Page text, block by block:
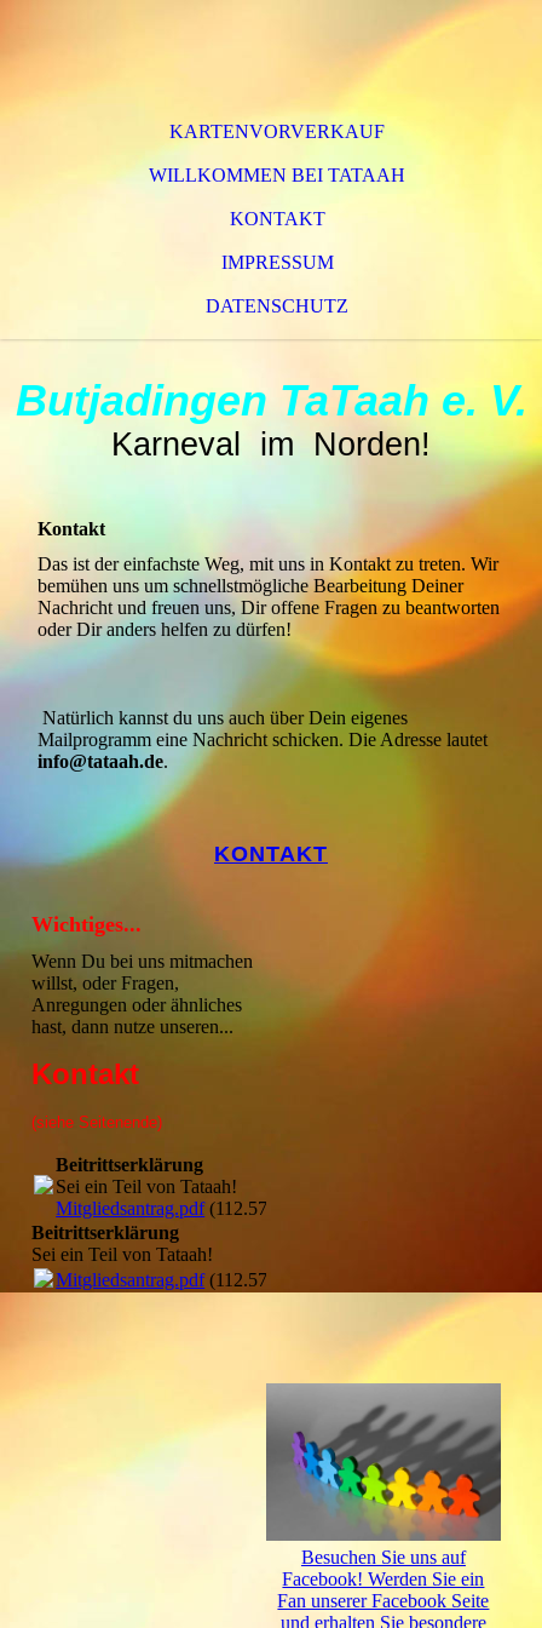
KARTENVORVERKAUF
WILLKOMMEN BEI TATAAH
KONTAKT
IMPRESSUM
DATENSCHUTZ
Butjadingen TaTaah e. V.
Karneval im Norden!
Kontakt
Das ist der einfachste Weg, mit uns in Kontakt zu treten. Wir
bemühen uns um schnellstmögliche Bearbeitung Deiner
Nachricht und freuen uns, Dir offene Fragen zu beantworten
oder Dir anders helfen zu dürfen!
Natürlich kannst du uns auch über Dein eigenes
Mailprogramm eine Nachricht schicken. Die Adresse lautet
info@tataah.de.
KONTAKT
Wichtiges...
Wenn Du bei uns mitmachen
willst, oder Fragen,
Anregungen oder ähnliches
hast, dann nutze unseren...
Kontakt
(siehe Seitenende)
Beitrittserklärung
Sei ein Teil von Tataah!
Mitgliedsantrag.pdf(112.57KB)
Beitrittserklärung
Sei ein Teil von Tataah!
Mitgliedsantrag.pdf(112.57KB)
Besuchen Sie uns auf
Facebook! Werden Sie ein
Fan unserer Facebook Seite
und erhalten Sie besondere